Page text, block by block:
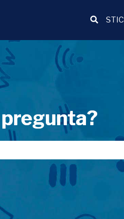
Buscador
STIC